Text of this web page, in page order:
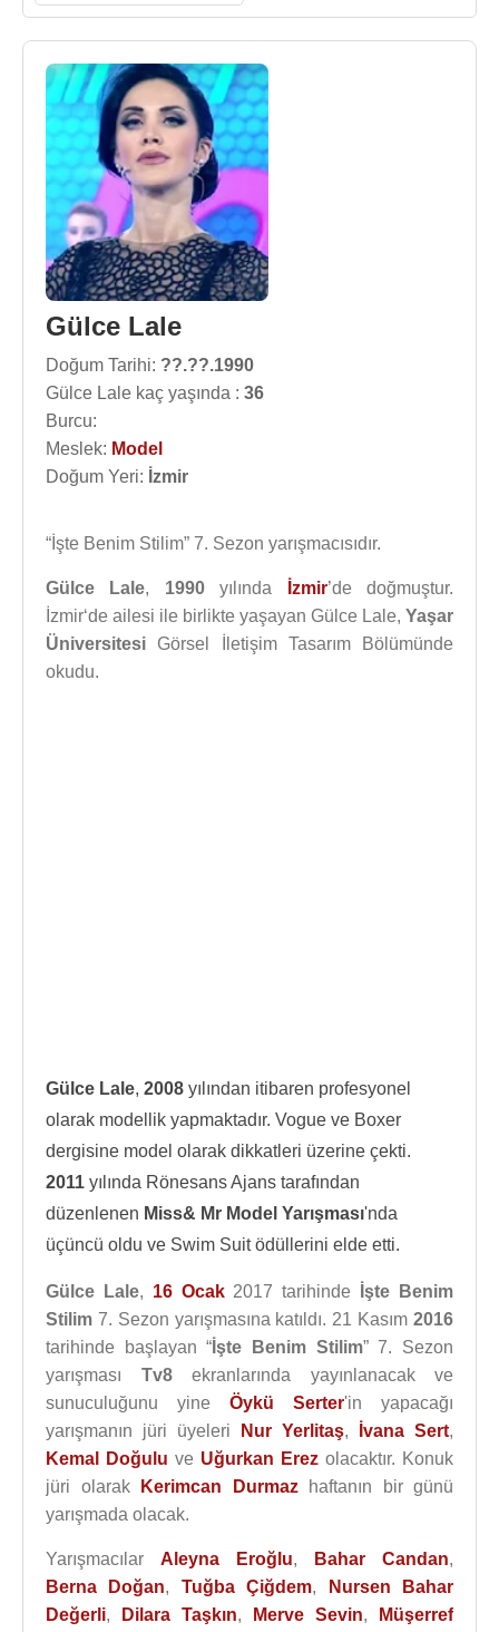
Gülce Lale
Doğum Tarihi: ??.??.1990
Gülce Lale kaç yaşında : 36
Burcu:
Meslek: Model
Doğum Yeri: İzmir
“İşte Benim Stilim” 7. Sezon yarışmacısıdır.
Gülce Lale, 1990yılında İzmir’de doğmuştur.
İzmir‘de ailesi ile birlikte yaşayan Gülce Lale, Yaşar
Üniversitesi Görsel İletişim Tasarım Bölümünde
okudu.
Gülce Lale, 2008 yılından itibaren profesyonel
olarak modellik yapmaktadır. Vogue ve Boxer
dergisine model olarak dikkatleri üzerine çekti.
2011 yılında Rönesans Ajans tarafından
düzenlenen Miss& Mr Model Yarışması'nda
üçüncü oldu ve Swim Suit ödüllerini elde etti.
Gülce Lale, 16 Ocak2017 tarihinde
İşte Benim
Stilim 7. Sezon yarışmasına katıldı. 21 Kasım 2016
tarihinde başlayan “ İşte Benim Stilim” 7. Sezon
yarışması Tv8ekranlarında yayınlanacak ve
sunuculuğunu yine Öykü Serter'in yapacağı
yarışmanın jüri üyeleri
Nur Yerlitaş, İvana Sert,
Kemal Doğulu ve Uğurkan Erez olacaktır. Konuk
jüri olarak
Kerimcan Durmazhaftanın bir günü
yarışmada olacak.
Yarışmacılar Aleyna Eroğlu, Bahar Candan,
Berna Doğan, Tuğba Çiğdem,
Nursen Bahar
Değerli, Dilara Taşkın, Merve Sevin, Müşerref